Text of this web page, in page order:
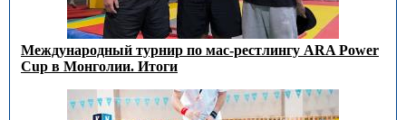
Международный турнир по мас-рестлингу ARA Power
Cup в Монголии. Итоги